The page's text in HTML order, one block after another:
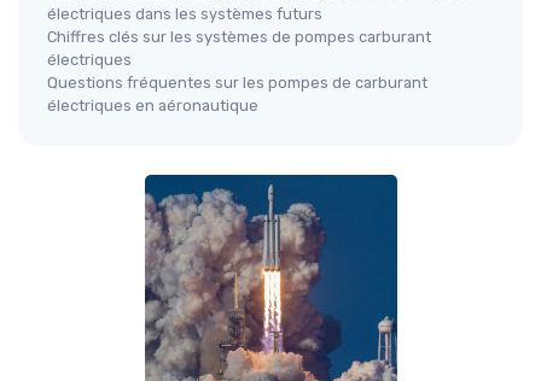
électriques dans les systèmes futurs
Chiffres clés sur les systèmes de pompes carburant
électriques
Questions fréquentes sur les pompes de carburant
électriques en aéronautique